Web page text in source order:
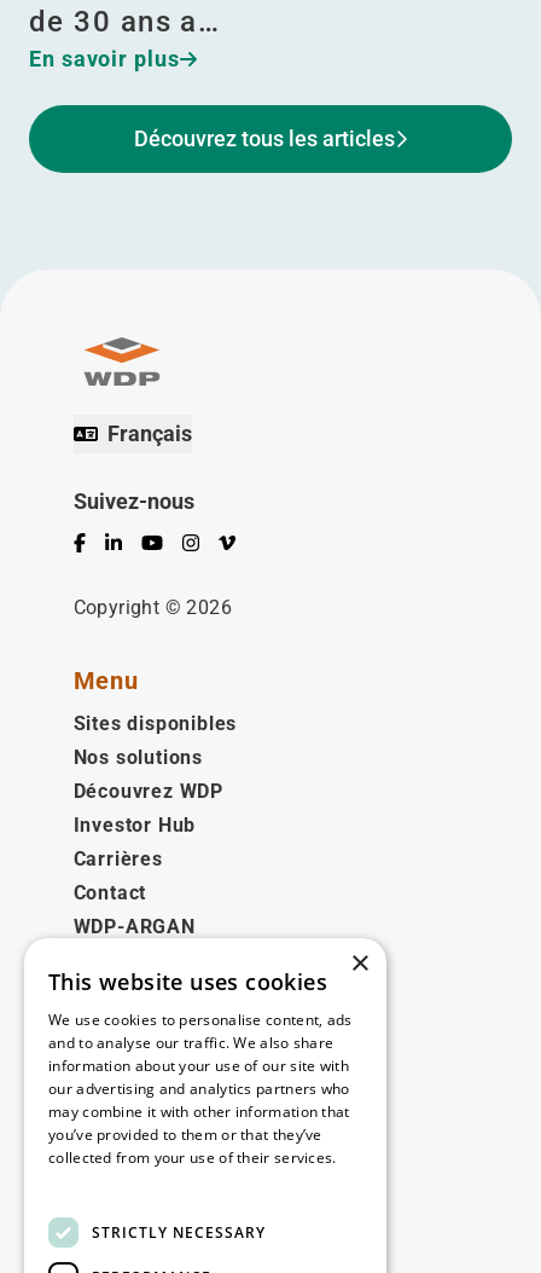
de 30 ans a…
En savoir plus
Découvrez tous les articles
Français
Suivez-nous
Facebook
LinkedInYouTubeInstagram
Vimeo
Copyright © 2026
Menu
Sites disponibles
Nos solutions
Découvrez WDP
Investor Hub
Carrières
Contact
WDP-ARGAN
Juridique
Disclaimer
Politique de confidentialité
Cookie Policy
Contact
×
This website uses cookies
We use cookies to personalise content, ads
and to analyse our traffic. We also share
information about your use of our site with
our advertising and analytics partners who
may combine it with other information that
you’ve provided to them or that they’ve
collected from your use of their services.
STRICTLY NECESSARY